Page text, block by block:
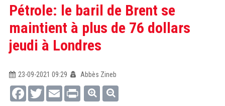
Pétrole: le baril de Brent se
maintient à plus de 76 dollars
jeudi à Londres
23-09-2021 09:29
Abbès Zineb
FacebookTwitterEmail Print